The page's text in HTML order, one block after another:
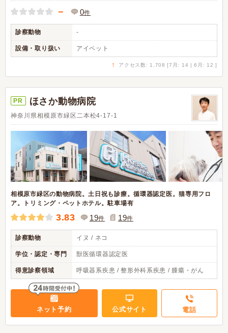
－ 0件
診察動物 -
設備・取り扱い アイペット
↑ アクセス数: 1,708 [7月: 14 | 6月: 12 ]
PR ほさか動物病院
神奈川県相模原市緑区二本松4-17-1
相模原市緑区の動物病院。土日祝も診療。循環器認定医。猫専用フロ
ア。トリミング・ペットホテル。駐車場有
3.83 19件 19件
診察動物 イヌ / ネコ
学位・認定・専門 獣医循環器認定医
得意診察領域 呼吸器系疾患 / 整形外科系疾患 / 腫瘍・がん
ネット予約 公式サイト 電話